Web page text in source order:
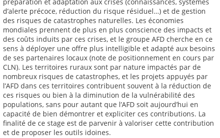
d’alerte précoce, réduction du risque résiduel…) et de gestion
des risques de catastrophes naturelles. Les économies
mondiales prennent de plus en plus conscience des impacts et
des coûts induits par ces crises, et le groupe AFD cherche en ce
sens à déployer une offre plus intelligible et adapté aux besoins
de ses partenaires locaux (note de positionnement en cours par
CLN). Les territoires ruraux sont par nature impactés par de
nombreux risques de catastrophes, et les projets appuyés par
l’AFD dans ces territoires contribuent souvent à la réduction de
ces risques ou bien à la diminution de la vulnérabilité des
populations, sans pour autant que l’AFD soit aujourd’hui en
capacité de bien démontrer et expliciter ces contributions. La
finalité de ce stage est de parvenir à valoriser cette contribution
et de proposer les outils idoines.